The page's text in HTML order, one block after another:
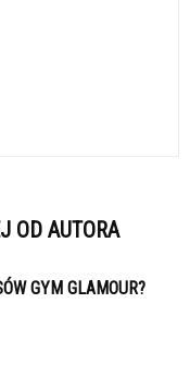
OD AUTORA
GYM GLAMOUR?